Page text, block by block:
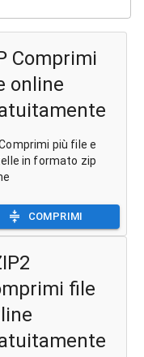
Comprimi
online
più file e
in formato zip
COMPRIMI
file